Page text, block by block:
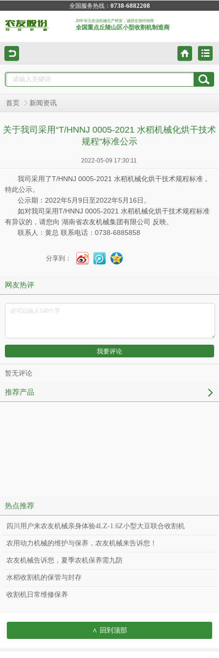
全国服务热线： 0738-6882208
20年专注农业机械生产研发，诚招全国经销商
全国重点丘陵山区小型收割机制造商
首页 新闻资讯
关于我司采用“T/HNNJ 0005-2021 水稻机械化烘干技术
规程“标准公示
2022-05-09 17:30:11
我司采用了T/HNNJ 0005-2021 水稻机械化烘干技术规程标准，
特此公示。
公示期：2022年5月9日至2022年5月16日。
如对我司采用T/HNNJ 0005-2021 水稻机械化烘干技术规程标准
有异议的，请您向 湖南省农友机械集团有限公司 反映。
联系人：黄总 联系电话：0738-6885858
分享到：
网友热评
暂无评论
推荐产品
热点推荐
四川用户来农友机械亲身体验4LZ-1.6Z小型大豆联合收割机
农用动力机械的维护与保养，农友机械来告诉您！
农友机械告诉您，夏季农机保养需九防
水稻收割机的保管与封存
收割机日常维修保养
∧ 回到顶部